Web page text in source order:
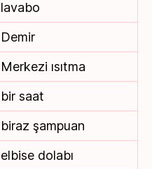
lavabo
Demir
Merkezi ısıtma
bir saat
biraz şampuan
elbise dolabı